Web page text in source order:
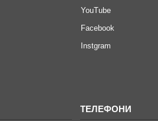
YouTube
Facebook
Instgram